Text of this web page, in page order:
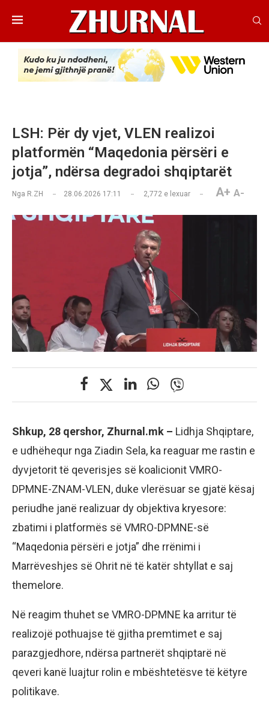
LSH: Për dy vjet, VLEN realizoi
platformën “Maqedonia përsëri e
jotja”, ndërsa degradoi shqiptarët
Nga R.ZH 28.06.2026 17:11 2,772 e lexuar A+ A-
Shkup, 28 qershor, Zhurnal.mk – Lidhja Shqiptare,
e udhëhequr nga Ziadin Sela, ka reaguar me rastin e
dyvjetorit të qeverisjes së koalicionit VMRO-
DPMNE-ZNAM-VLEN, duke vlerësuar se gjatë kësaj
periudhe janë realizuar dy objektiva kryesore:
zbatimi i platformës së VMRO-DPMNE-së
“Maqedonia përsëri e jotja” dhe rrënimi i
Marrëveshjes së Ohrit në të katër shtyllat e saj
themelore.
Në reagim thuhet se VMRO-DPMNE ka arritur të
realizojë pothuajse të gjitha premtimet e saj
parazgjedhore, ndërsa partnerët shqiptarë në
qeveri kanë luajtur rolin e mbështetësve të këtyre
politikave.